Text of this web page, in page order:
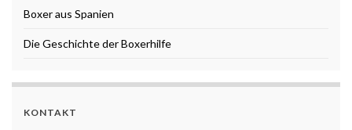
Boxer aus Spanien
Die Geschichte der Boxerhilfe
KONTAKT